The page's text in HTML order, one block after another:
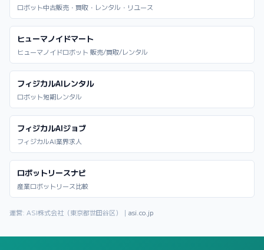
ロボット中古販売・買取・レンタル・リユース
ヒューマノイドマート
ヒューマノイドロボット 販売/買取/レンタル
フィジカルAIレンタル
ロボット短期レンタル
フィジカルAIジョブ
フィジカルAI業界求人
ロボットリースナビ
産業ロボットリース比較
運営: ASI株式会社（東京都世田谷区）｜ asi.co.jp